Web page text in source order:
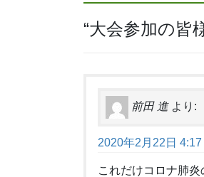
“大会参加の皆
前田 進 より:
2020年2月22日 4:17
これだけコロナ肺